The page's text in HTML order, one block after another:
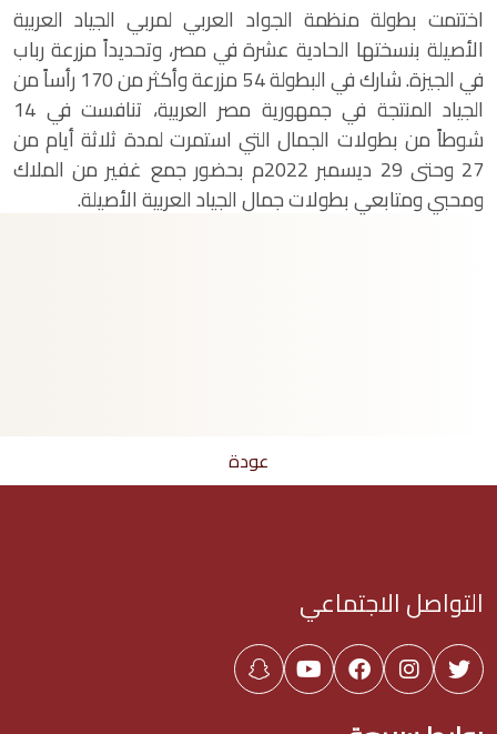
اختتمت بطولة منظمة الجواد العربي لمربي الجياد العربية
الأصيلة بنسختها الحادية عشرة في مصر، وتحديداً مزرعة رباب
في الجيزة. شارك في البطولة 54 مزرعة وأكثر من 170 رأساً من
الجياد المنتجة في جمهورية مصر العربية، تنافست في 14
شوطاً من بطولات الجمال التي استمرت لمدة ثلاثة أيام من
27 وحتى 29 ديسمبر 2022م بحضور جمع غفير من الملاك
ومحبي ومتابعي بطولات جمال الجياد العربية الأصيلة.
عودة
التواصل الاجتماعي